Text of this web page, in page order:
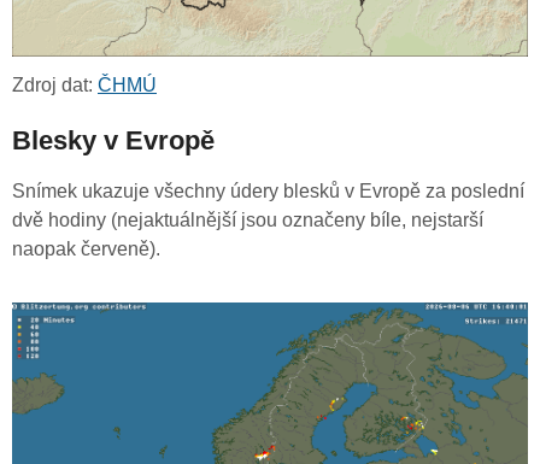
Zdroj dat: ČHMÚ
Blesky v Evropě
Snímek ukazuje všechny údery blesků v Evropě za poslední
dvě hodiny (nejaktuálnější jsou označeny bíle, nejstarší
naopak červeně).